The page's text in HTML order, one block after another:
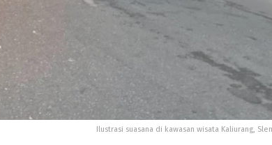
Ilustrasi suasana di kawasan wisata Kaliurang,